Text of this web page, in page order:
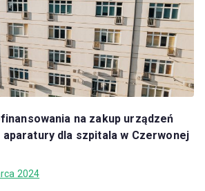
na zakup urządzeń
dla szpitala w Czerwonej
2024